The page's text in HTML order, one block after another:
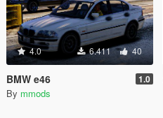
4.0 6.411 40
BMW e46 1.0
By mmods